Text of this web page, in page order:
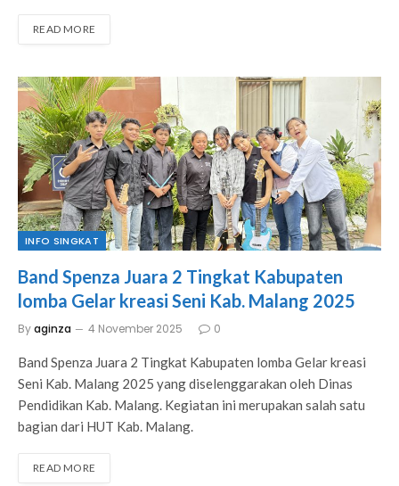
READ MORE
INFO SINGKAT
Band Spenza Juara 2 Tingkat Kabupaten
lomba Gelar kreasi Seni Kab. Malang 2025
Byaginza 4 November 2025 0
Band Spenza Juara 2 Tingkat Kabupaten lomba Gelar kreasi
Seni Kab. Malang 2025 yang diselenggarakan oleh Dinas
Pendidikan Kab. Malang. Kegiatan ini merupakan salah satu
bagian dari HUT Kab. Malang.
READ MORE